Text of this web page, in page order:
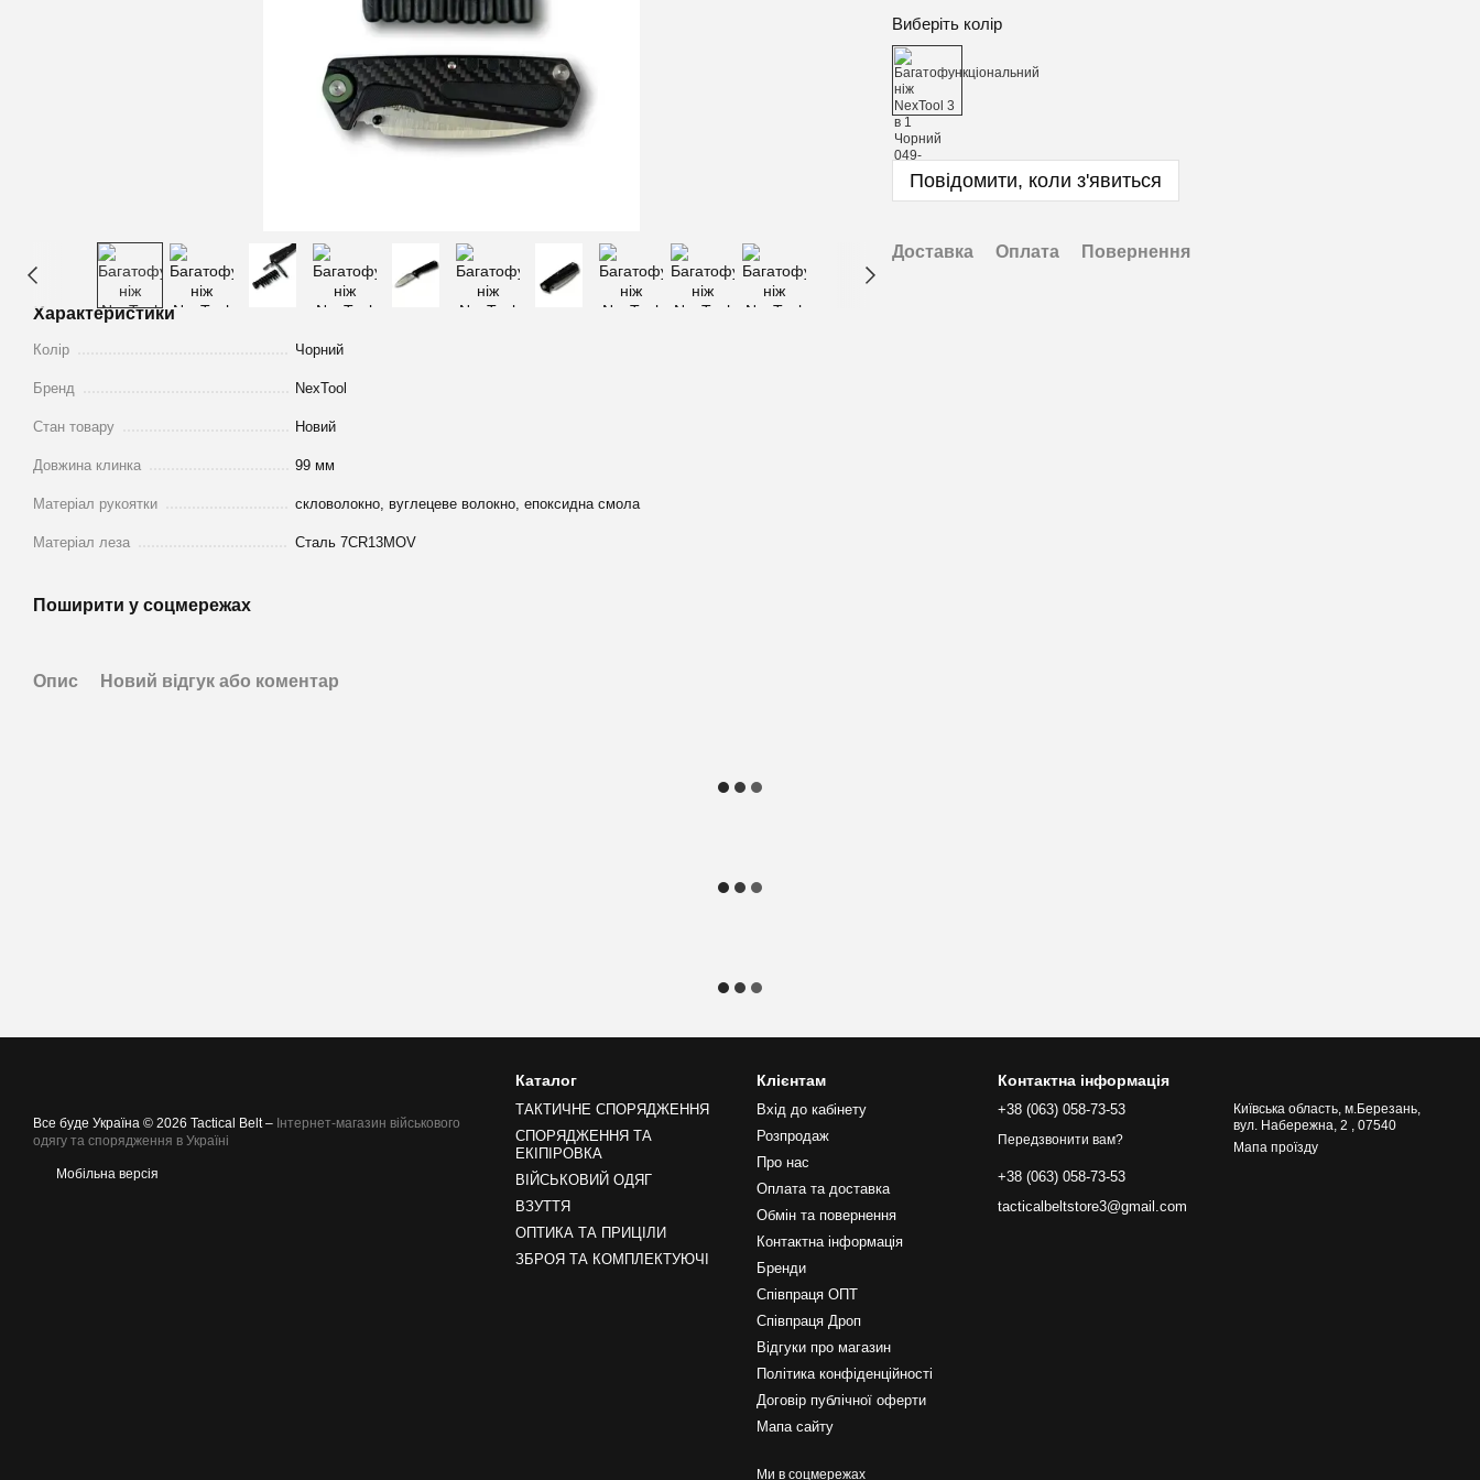
Характеристики
Колір Чорний
Бренд NexTool
Стан товару Новий
Довжина клинка 99 мм
Матеріал рукоятки скловолокно, вуглецеве волокно, епоксидна смола
Матеріал леза Сталь 7CR13MOV
Поширити у соцмережах
Виберіть колір
Повідомити, коли з'явиться
Доставка Оплата Повернення
Опис Новий відгук або коментар
Все буде Україна © 2026 Tactical Belt – Інтернет-магазин військового
одягу та спорядження в Україні
Мобільна версія
Каталог
ТАКТИЧНЕ СПОРЯДЖЕННЯ
СПОРЯДЖЕННЯ ТА
ЕКІПІРОВКА
ВІЙСЬКОВИЙ ОДЯГ
ВЗУТТЯ
ОПТИКА ТА ПРИЦІЛИ
ЗБРОЯ ТА КОМПЛЕКТУЮЧІ
Клієнтам
Вхід до кабінету
Розпродаж
Про нас
Оплата та доставка
Обмін та повернення
Контактна інформація
Бренди
Співпраця ОПТ
Співпраця Дроп
Відгуки про магазин
Політика конфіденційності
Договір публічної оферти
Мапа сайту
Ми в соцмережах
Контактна інформація
+38 (063) 058-73-53
Передзвонити вам?
+38 (063) 058-73-53
tacticalbeltstore3@gmail.com
Київська область, м.Березань,
вул. Набережна, 2 , 07540
Мапа проїзду